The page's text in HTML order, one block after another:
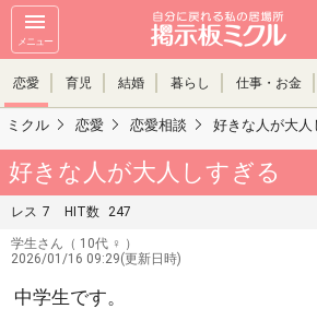
メニュー
恋愛 育児 結婚 暮らし 仕事・お金
ミクル 恋愛 恋愛相談 好きな人が大人
好きな人が大人しすぎる
レス 7 HIT数 247
学生さん （ 10代 ♀ ）
2026/01/16 09:29(更新日時)
中学生です。